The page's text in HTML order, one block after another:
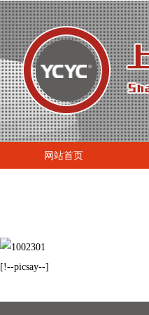
网站首页
[!--picsay--]